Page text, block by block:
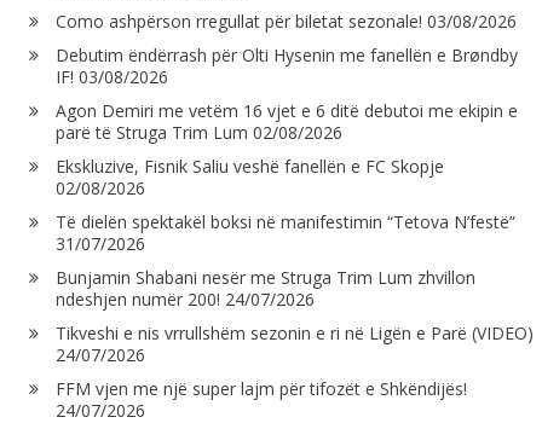
Como ashpërson rregullat për biletat sezonale! 03/08/2026
Debutim ëndërrash për Olti Hysenin me fanellën e Brøndby
IF! 03/08/2026
Agon Demiri me vetëm 16 vjet e 6 ditë debutoi me ekipin e
parë të Struga Trim Lum 02/08/2026
Ekskluzive, Fisnik Saliu veshë fanellën e FC Skopje
02/08/2026
Të dielën spektakël boksi në manifestimin “Tetova N’festë”
31/07/2026
Bunjamin Shabani nesër me Struga Trim Lum zhvillon
ndeshjen numër 200! 24/07/2026
Tikveshi e nis vrrullshëm sezonin e ri në Ligën e Parë (VIDEO)
24/07/2026
FFM vjen me një super lajm për tifozët e Shkëndijës!
24/07/2026